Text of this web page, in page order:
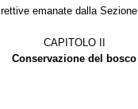
emanate dalla
CAPITOLO II
Conservazione del bosco